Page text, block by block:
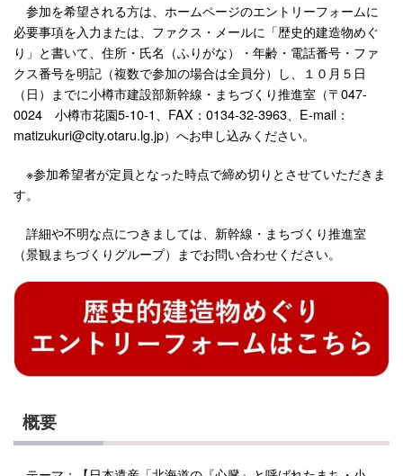
参加を希望される方は、ホームページのエントリーフォームに
必要事項を入力または、ファクス・メールに「歴史的建造物めぐ
り」と書いて、住所・氏名（ふりがな）・年齢・電話番号・ファ
クス番号を明記（複数で参加の場合は全員分）し、１０月５日
（日）までに小樽市建設部新幹線・まちづくり推進室（〒047-
0024 小樽市花園5-10-1、FAX：0134-32-3963、E-mail：
matizukuri@city.otaru.lg.jp）へお申し込みください。
※参加希望者が定員となった時点で締め切りとさせていただきま
す。
詳細や不明な点につきましては、新幹線・まちづくり推進室
（景観まちづくりグループ）までお問い合わせください。
概要